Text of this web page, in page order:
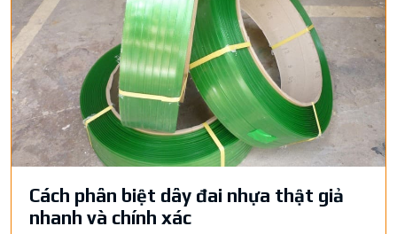
Cách phân biệt dây đai nhựa thật giả
nhanh và chính xác